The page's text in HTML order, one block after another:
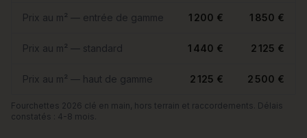
Prix au m² — entrée de gamme 1 200 € 1 850 €
Prix au m² — standard 1 440 € 2 125 €
Prix au m² — haut de gamme 2 125 € 2 500 €
Fourchettes 2026 clé en main, hors terrain et raccordements. Délais
constatés : 4-8 mois.